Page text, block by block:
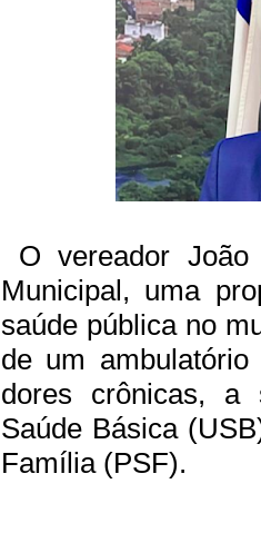
O vereador João
Municipal, uma
saúde pública no
de um
dores crônicas, a
Saúde Básica
Família (PSF).